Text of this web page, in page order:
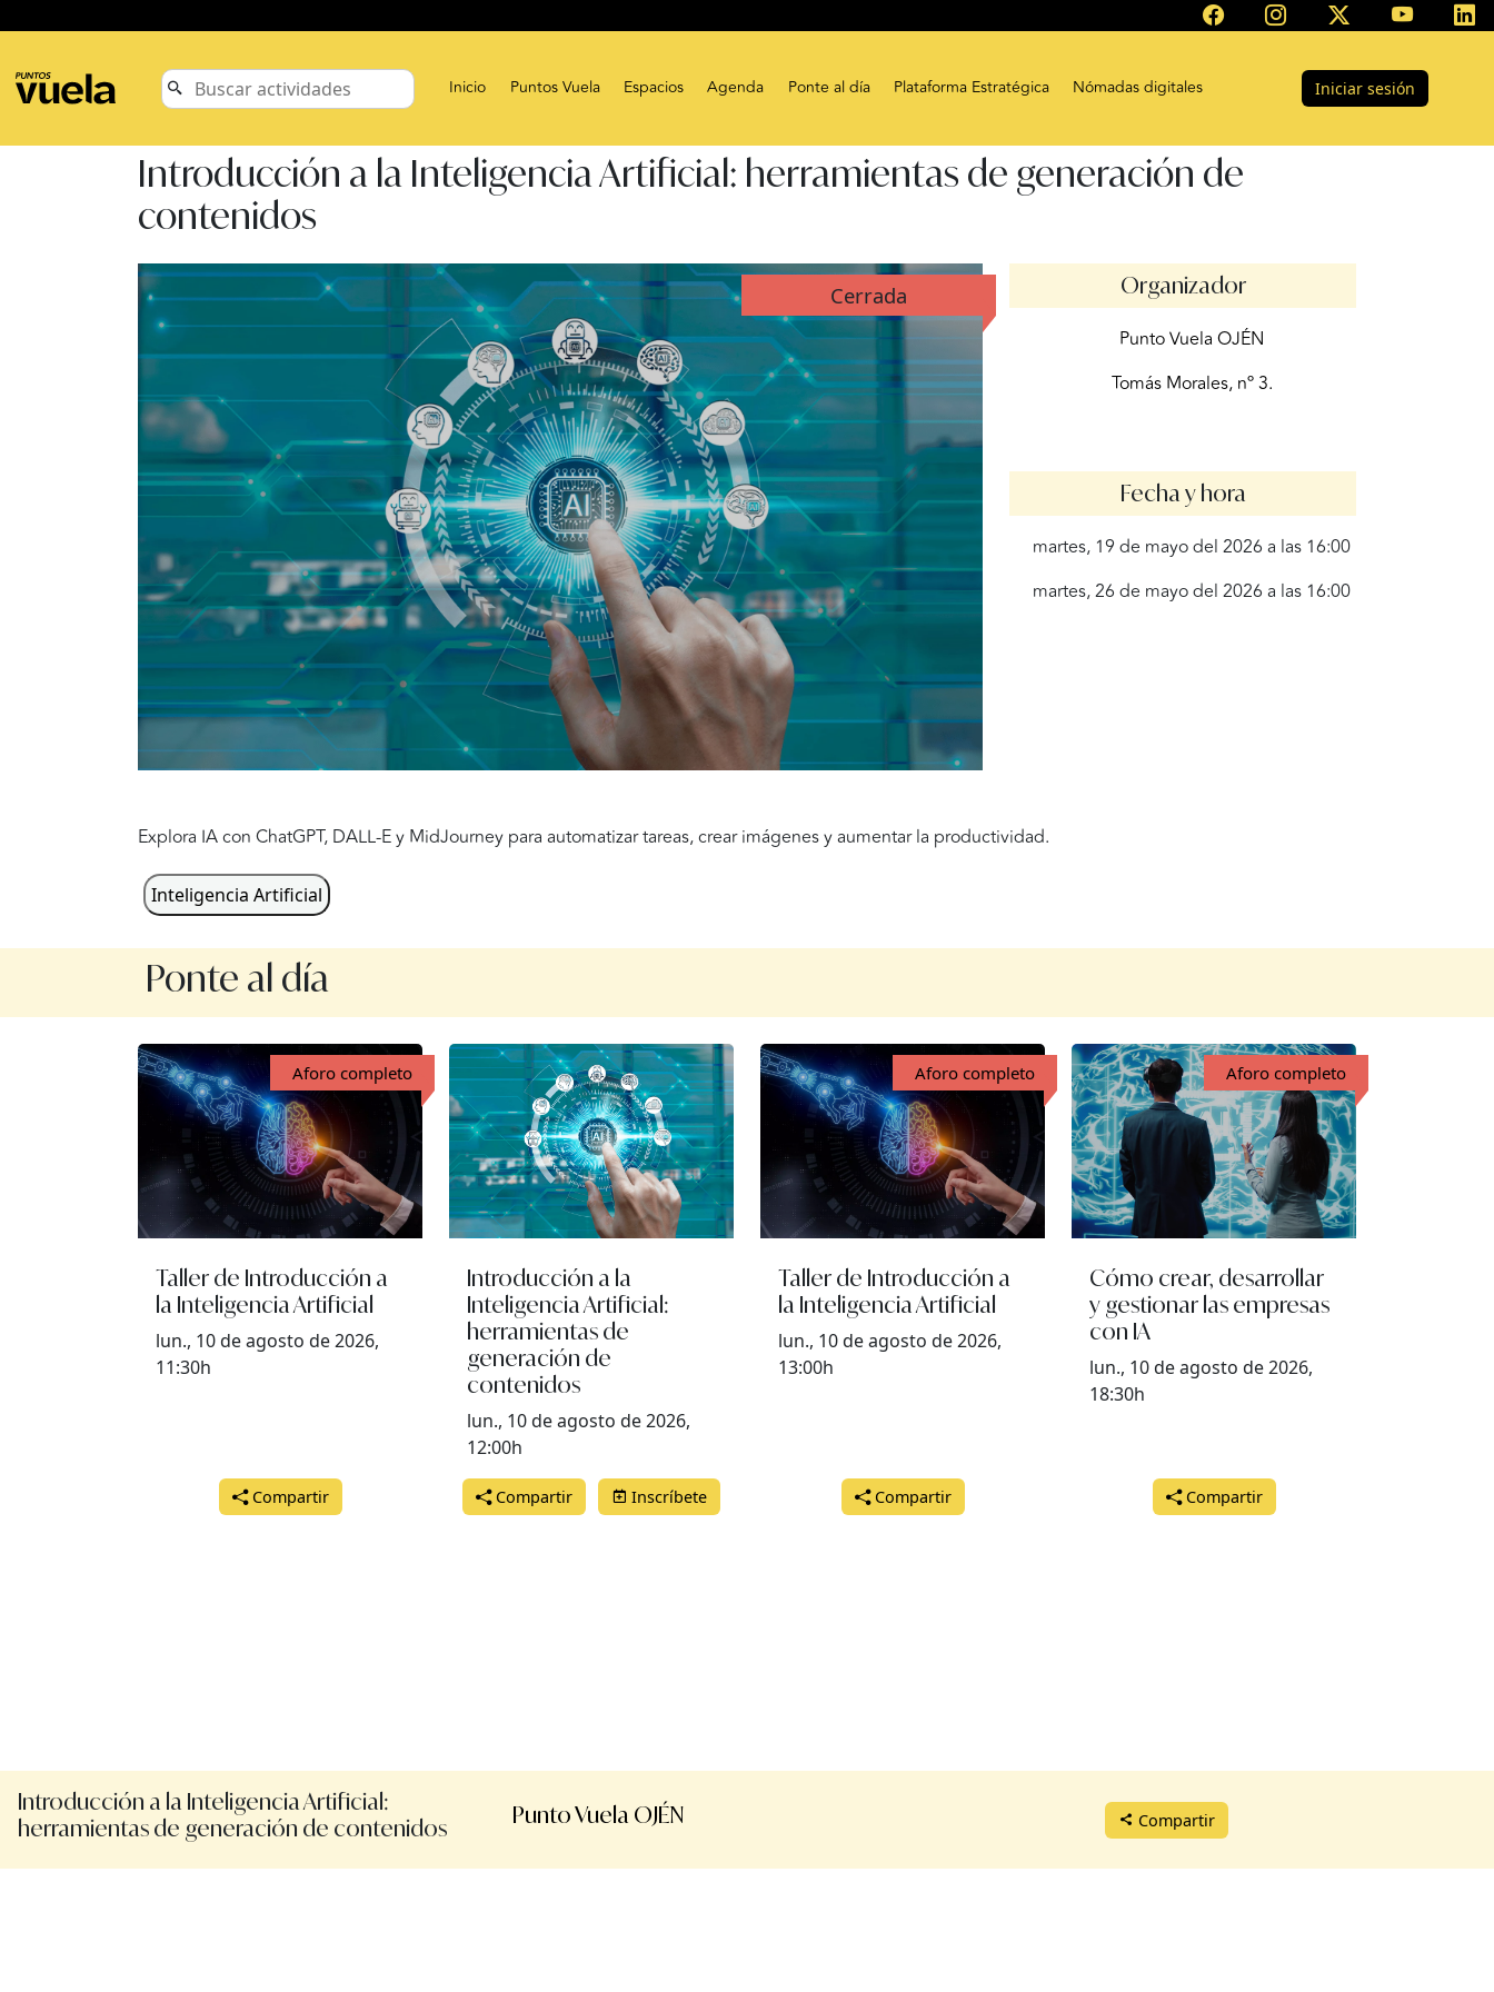
Inicio Puntos Vuela Espacios Agenda Ponte al día Plataforma Estratégica Nómadas digitales Iniciar sesión
Introducción a la Inteligencia Artificial: herramientas de generación de
contenidos
Cerrada Organizador
Punto Vuela OJÉN
Tomás Morales, nº 3.
Fecha y hora
martes, 19 de mayo del 2026 a las 16:00
martes, 26 de mayo del 2026 a las 16:00
Explora IA con ChatGPT, DALL-E y MidJourney para automatizar tareas, crear imágenes y aumentar la productividad.
Inteligencia Artificial
Ponte al día
Aforo completo
Taller de Introducción a
la Inteligencia Artificial
lun., 10 de agosto de 2026,
11:30h
Compartir
Introducción a la
Inteligencia Artificial:
herramientas de
generación de
contenidos
lun., 10 de agosto de 2026,
12:00h
Compartir Inscríbete
Aforo completo
Taller de Introducción a
la Inteligencia Artificial
lun., 10 de agosto de 2026,
13:00h
Compartir
Aforo completo
Cómo crear, desarrollar
y gestionar las empresas
con IA
lun., 10 de agosto de 2026,
18:30h
Compartir
Introducción a la Inteligencia Artificial:
herramientas de generación de contenidos
Punto Vuela OJÉN Compartir